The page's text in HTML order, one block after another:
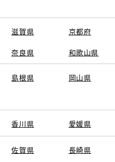
滋賀県 京都府
奈良県 和歌山県
島根県 岡山県
香川県 愛媛県
佐賀県 長崎県
定休日
施設情報・
サービス